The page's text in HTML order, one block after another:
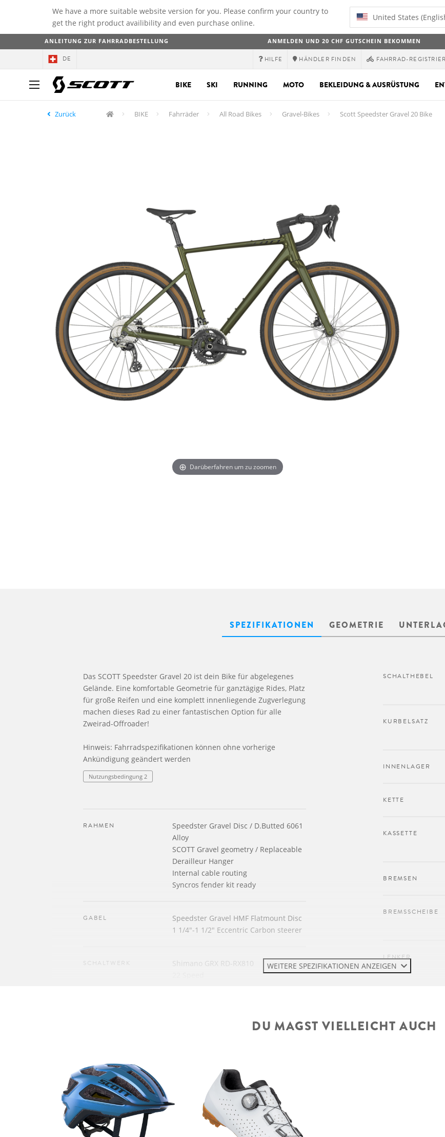
We have a more suitable website version for you. Please confirm your country to
get the right product availibility and even purchase online.
United States
ANLEITUNG ZUR FAHRRADBESTELLUNG ANMELDEN UND 20 CHF GUTSCHEIN BEKOMMEN
DE HILFE HÄNDLER FINDEN FAHRRAD-
BIKE SKI RUNNING MOTO BEKLEIDUNG & AUSRÜSTUNG
Zurück BIKE Fahrräder All Road Bikes Gravel-Bikes Scott Speedster Gravel 20 Bike
Darüberfahren um zu zoomen
SPEZIFIKATIONEN GEOMETRIE
Das SCOTT Speedster Gravel 20 ist dein Bike für abgelegenes
Gelände. Eine komfortable Geometrie für ganztägige Rides, Platz
für große Reifen und eine komplett innenliegende Zugverlegung
machen dieses Rad zu einer fantastischen Option für alle
Zweirad-Offroader!
Hinweis: Fahrradspezifikationen können ohne vorherige
Ankündigung geändert werden
Nutzungsbedingung 2
RAHMEN
Speedster Gravel Disc / D.Butted 6061
Alloy
SCOTT Gravel geometry / Replaceable
Derailleur Hanger
Internal cable routing
Syncros fender kit ready
GABEL
Speedster Gravel HMF Flatmount Disc
1 1/4"-1 1/2" Eccentric Carbon steerer
SCHALTWERK
Shimano GRX RD-RX810
SCHALTHEBEL
KURBELSATZ
INNENLAGER
KETTE
KASSETTE
BREMSEN
BREMSSCHEIBE
LENKER
WEITERE SPEZIFIKATIONEN ANZEIGEN
DU MAGST VIELLEICHT AUCH